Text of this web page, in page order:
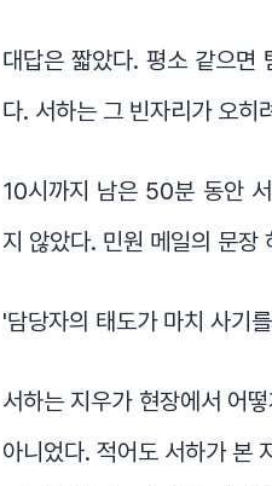
대답은 짧았다. 평소 같으면
다. 서하는 그 빈자리가 오히
10시까지 남은 50분 동안
지 않았다. 민원 메일의 문장
'담당자의 태도가 마치 사기
서하는 지우가 현장에서 어
아니었다. 적어도 서하가 본